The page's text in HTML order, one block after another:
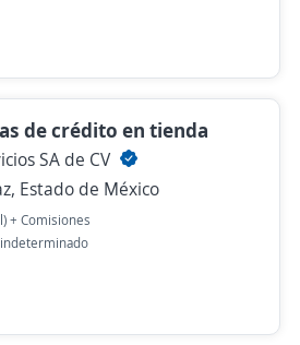
de crédito en tienda
SA de CV
Estado de México
+ Comisiones